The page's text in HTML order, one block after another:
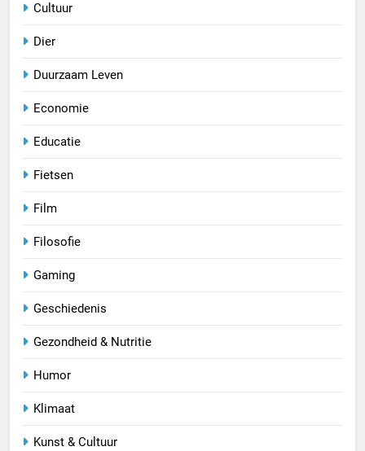
Cultuur
Dier
Duurzaam Leven
Economie
Educatie
Fietsen
Film
Filosofie
Gaming
Geschiedenis
Gezondheid & Nutritie
Humor
Klimaat
Kunst & Cultuur